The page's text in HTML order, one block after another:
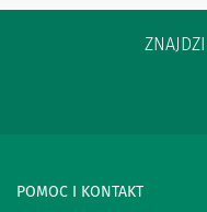
POMOC I KONTAKT